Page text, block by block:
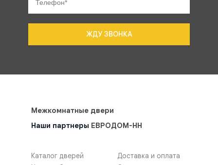
ЖДУ ЗВОНКА
Межкомнатные двери
Наши партнеры ЕВРОДОМ-НН
Каталог дверей
Доставка и оплата